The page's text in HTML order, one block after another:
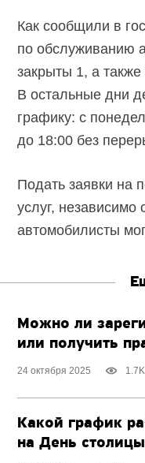
Как сообщили в
по обслуживанию
закрыты 1, а
В остальные дни
графику: с
до 18:00 без
Подать заявки на
услуг, независимо
автомобилисты
Можно ли
или получить
24 октября 2025 1.7K
Какой график
на День